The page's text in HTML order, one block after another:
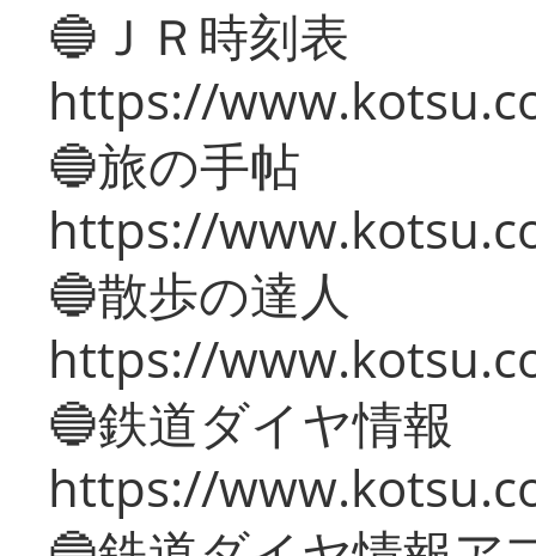
🔵ＪＲ時刻表
https://
🔵旅の手帖
https://
🔵散歩の達人
https://
🔵鉄道ダイヤ情報
https://